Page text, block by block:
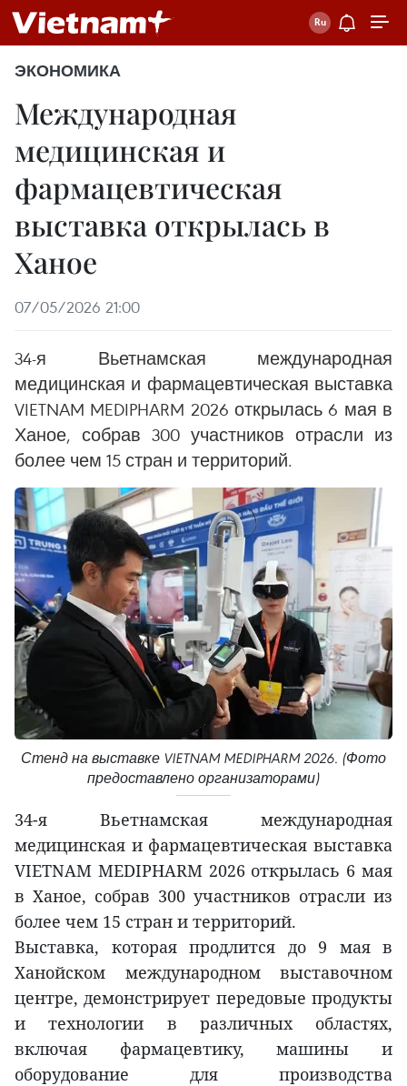
ЭКОНОМИКА
Международная
медицинская и
фармацевтическая
выставка открылась в
Ханое
07/05/2026 21:00
34-я Вьетнамская международная
медицинская и фармацевтическая выставка
VIETNAM MEDIPHARM 2026 открылась 6 мая в
Ханое, собрав 300 участников отрасли из
более чем 15 стран и территорий.
Стенд на выставке VIETNAM MEDIPHARM 2026. (Фото
предоставлено организаторами)
34-я Вьетнамская международная
медицинская и фармацевтическая выставка
VIETNAM MEDIPHARM 2026 открылась 6 мая
в Ханое, собрав 300 участников отрасли из
более чем 15 стран и территорий.
Выставка, которая продлится до 9 мая в
Ханойском международном выставочном
центре, демонстрирует передовые продукты
и технологии в различных областях,
включая фармацевтику, машины и
оборудование для производства